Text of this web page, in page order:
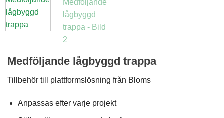
Medföljande lågbyggd trappa
Tillbehör till plattformslösning från Bloms
Anpassas efter varje projekt